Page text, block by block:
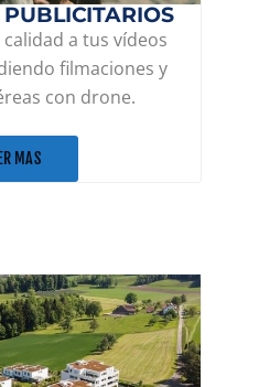
a tus vídeos
filmaciones y
con drone.
MAS